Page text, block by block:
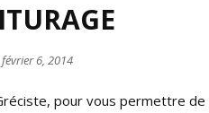
6, 2014
pour vous permettre